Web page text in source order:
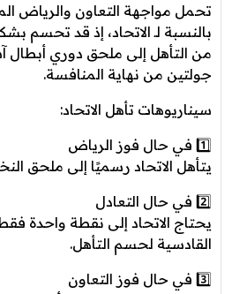
تحمل مواجهة التعاون والرياض
بالنسبة لـ الاتحاد، إذ قد تحسم
من التأهل إلى ملحق دوري أبطال
جولتين من نهاية المنافسة.
سيناريوهات تأهل الاتحاد:
1️⃣ في حال فوز الرياض
يتأهل الاتحاد رسميًا إلى ملحق
2️⃣ في حال التعادل
يحتاج الاتحاد إلى نقطة واحدة
القادسية لحسم التأهل.
3️⃣ في حال فوز التعاون